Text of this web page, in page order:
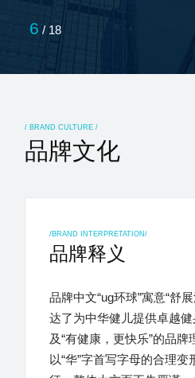
6 / 18
/ BRAND CULTURE /
品牌文化
/BRAND INTERPRETATION/
品牌释义
品牌中文“ug环球”寓意“舒
达了为中华健儿提供卓越
及“有健康，更快乐”的品
以“华”字首写字母的合理